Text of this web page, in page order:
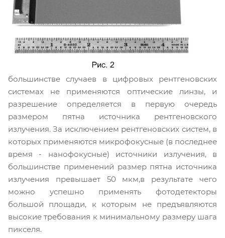
большинстве случаев в цифровых рентгеновских
системах не применяются оптические линзы, и
разрешение определяется в первую очередь
размером пятна источника рентгеновского
излучения. За исключением рентгеновских систем, в
которых применяются микрофокусные (в последнее
время - нанофокусные) источники излучения, в
большинстве применений размер пятна источника
излучения превышает 50 мкм,в результате чего
можно успешно применять фотодетекторы
большой площади, к которым не предъявляются
высокие требования к минимальному размеру шага
пикселя.